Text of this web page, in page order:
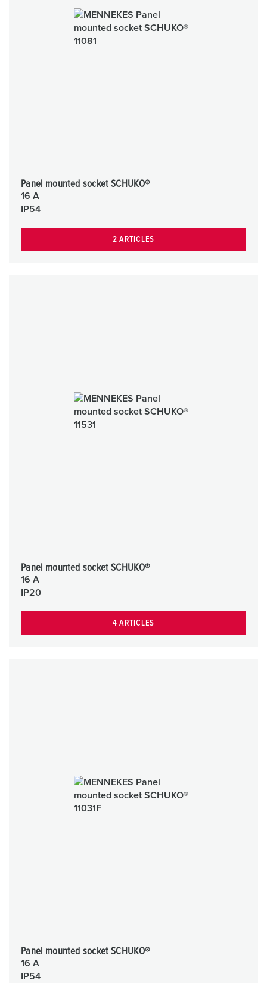
Panel mounted socket SCHUKO®
16 A
IP54
2 ARTICLES
Panel mounted socket SCHUKO®
16 A
IP20
4 ARTICLES
Panel mounted socket SCHUKO®
16 A
IP54